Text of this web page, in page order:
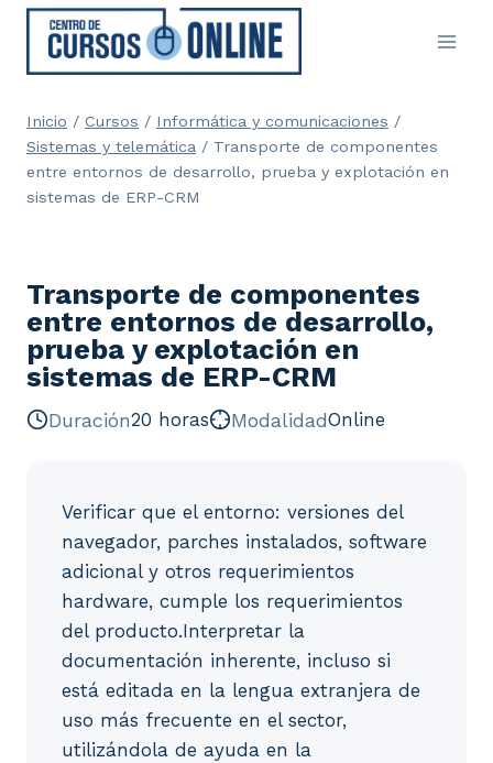
Saltar
contenido
Inicio / Cursos / Informática y comunicaciones /
Sistemas y telemática / Transporte de componentes
entre entornos de desarrollo, prueba y explotación en
sistemas de ERP-CRM
Transporte de componentes
entre entornos de desarrollo,
prueba y explotación en
sistemas de ERP-CRM
Duración20 horas ModalidadOnline
Verificar que el entorno: versiones del
navegador, parches instalados, software
adicional y otros requerimientos
hardware, cumple los requerimientos
del producto.Interpretar la
documentación inherente, incluso si
está editada en la lengua extranjera de
uso más frecuente en el sector,
utilizándola de ayuda en la